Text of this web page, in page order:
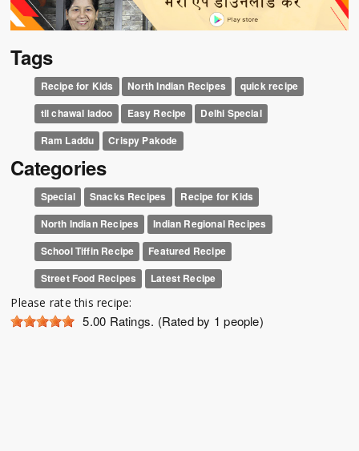
Tags
Recipe for Kids North Indian Recipes
quick recipe
til chawal ladoo
Easy Recipe
Delhi Special
Ram Laddu
Crispy Pakode
Categories
Special Snacks Recipes
Recipe for Kids
North Indian Recipes
Indian Regional Recipes
School Tiffin Recipe
Featured Recipe
Street Food Recipes
Latest Recipe
Please rate this recipe:
5.00 Ratings. (Rated by 1 people)